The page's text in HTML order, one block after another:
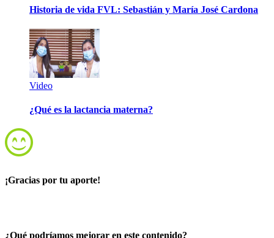
Historia de vida FVL: Sebastián y María José Cardona
Video
¿Qué es la lactancia materna?
¡Gracias por tu aporte!
¿Qué podríamos mejorar en este contenido?